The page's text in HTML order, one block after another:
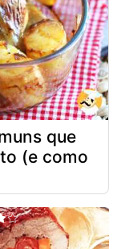
que
(e como